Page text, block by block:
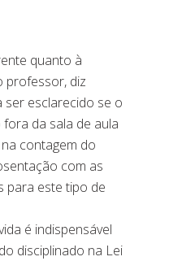
quanto à
professor, diz
esclarecido se o
da sala de aula
contagem do
com as
para este tipo de
é indispensável
disciplinado na Lei